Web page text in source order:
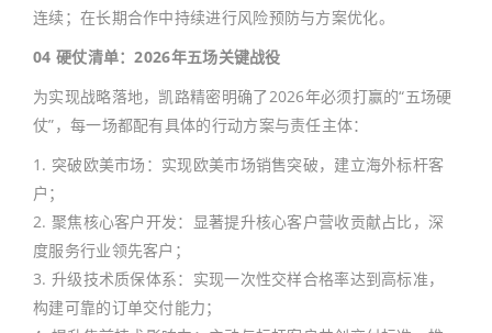
连续；在长期合作中持续进行风险预防与方案优化。
04 硬仗清单：2026年五场关键战役
为实现战略落地，凯路精密明确了2026年必须打赢的“五场硬
仗”，每一场都配有具体的行动方案与责任主体：
1. 突破欧美市场：实现欧美市场销售突破，建立海外标杆客
户；
2. 聚焦核心客户开发：显著提升核心客户营收贡献占比，深
度服务行业领先客户；
3. 升级技术质保体系：实现一次性交样合格率达到高标准，
构建可靠的订单交付能力；